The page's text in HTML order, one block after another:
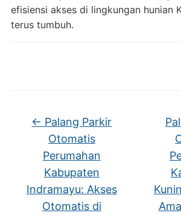
efisiensi akses di lingkungan hunian
terus tumbuh.
← Palang Parkir
Otomatis
Perumahan
Kabupaten
Indramayu: Akses
Otomatis di